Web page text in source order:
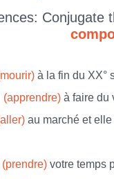
Conjugate
à la fin du XX°
(apprendre)à faire du
au marché et elle
(prendre)votre temps